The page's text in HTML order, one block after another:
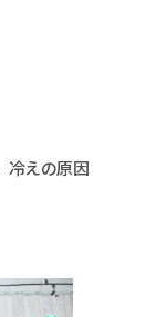
冷えの原因